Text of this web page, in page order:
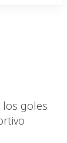
los goles